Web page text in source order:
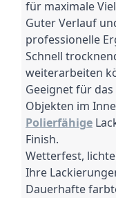
für maximale
Guter Verlauf
professionelle
Schnell
weiterarbeiten
Geeignet für
Objekten im
Polierfähige
Finish.
Wetterfest,
Ihre
Dauerhafte